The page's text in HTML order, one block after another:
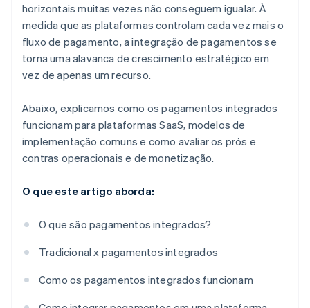
horizontais muitas vezes não conseguem igualar. À
medida que as plataformas controlam cada vez mais o
fluxo de pagamento, a integração de pagamentos se
torna uma alavanca de crescimento estratégico em
vez de apenas um recurso.
Abaixo, explicamos como os pagamentos integrados
funcionam para plataformas SaaS, modelos de
implementação comuns e como avaliar os prós e
contras operacionais e de monetização.
O que este artigo aborda:
O que são pagamentos integrados?
Tradicional x pagamentos integrados
Como os pagamentos integrados funcionam